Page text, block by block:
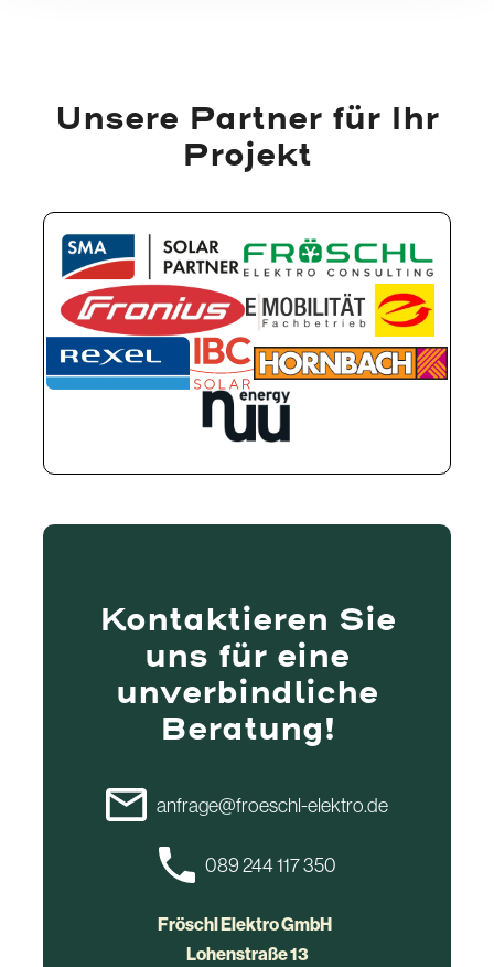
Unsere Partner für Ihr
Projekt
Kontaktieren Sie
uns für eine
unverbindliche
Beratung!
anfrage@froeschl-elektro.de
089 244 117 350
Fröschl Elektro GmbH
Lohenstraße 13